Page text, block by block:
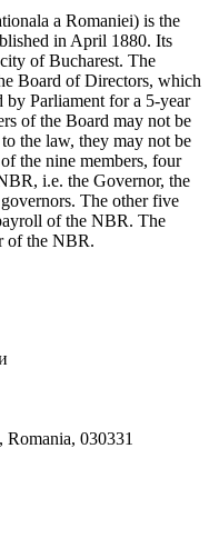
a Romaniei) is the
in April 1880. Its
of Bucharest. The
Board of Directors, which
by Parliament for a 5-year
of the Board may not be
the law, they may not be
the nine members, four
The other five
of the NBR. The
030331